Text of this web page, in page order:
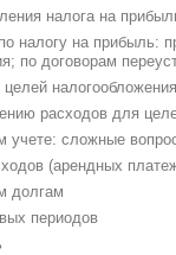
налога на
налогу на прибыль:
по договорам
налогообложения
расходов для
учете: сложные
(арендных
долгам
периодов